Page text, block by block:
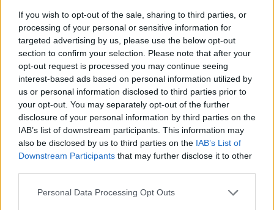
If you wish to opt-out of the sale, sharing to third parties, or
processing of your personal or sensitive information for
targeted advertising by us, please use the below opt-out
section to confirm your selection. Please note that after your
opt-out request is processed you may continue seeing
interest-based ads based on personal information utilized by
us or personal information disclosed to third parties prior to
your opt-out. You may separately opt-out of the further
disclosure of your personal information by third parties on the
IAB’s list of downstream participants. This information may
also be disclosed by us to third parties on the IAB’s List of
Downstream Participants that may further disclose it to other
Personal Data Processing Opt Outs
Ο 24χρονος που έχασε την ζωή του είχε
επιστρέψει από το Βέλγιο όπου και
εργαζόταν για να δώσει το παρών στην
ορκωμοσία της κοπέλας του την προσεχή
Δευτέρα, καθώς πήρε πτυχίο.
Δείτε το βίντεο: